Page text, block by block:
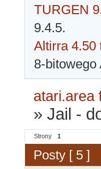
TURGEN
9.4.5.
Altirra 4.50
8-bitowego
atari.area
»Jail -
Strony 1
Posty [ 5 ]